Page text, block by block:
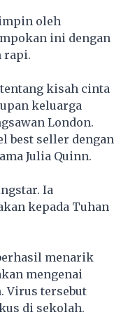
oleh
ini dengan
rapi.
kisah cinta
keluarga
London.
best seller dengan
Julia Quinn.
Ia
kepada Tuhan
menarik
mengenai
Virus tersebut
di sekolah.